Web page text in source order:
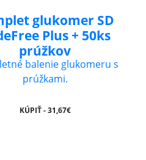
glukomer SD
Plus + 50ks
prúžkov
balenie glukomeru s
prúžkami.
KÚPIŤ - 31,67€